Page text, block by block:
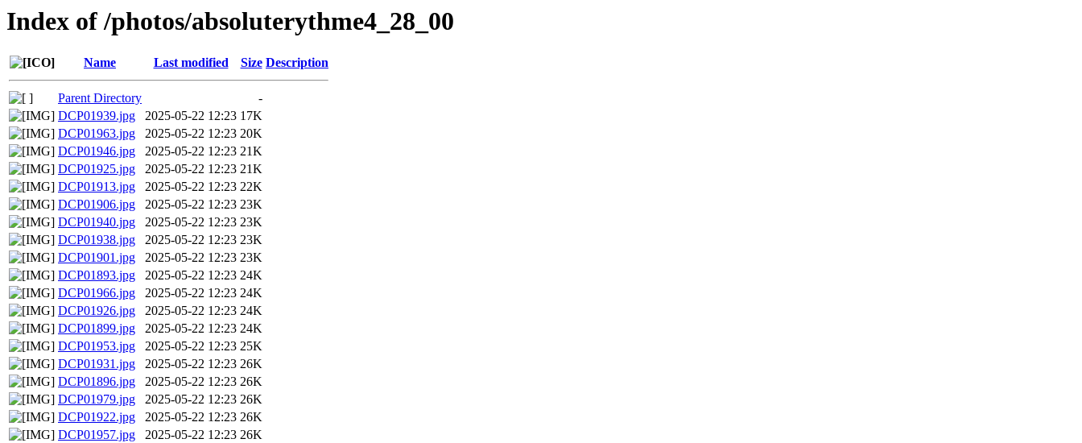
Index of /photos/absoluterythme4_28_00
Name Last modified Size Description
Parent Directory
-
DCP01939.jpg
2025-05-22 12:23 17K
DCP01963.jpg
2025-05-22 12:23 20K
DCP01946.jpg
2025-05-22 12:23 21K
DCP01925.jpg
2025-05-22 12:23 21K
DCP01913.jpg
2025-05-22 12:23 22K
DCP01906.jpg
2025-05-22 12:23 23K
DCP01940.jpg
2025-05-22 12:23 23K
DCP01938.jpg
2025-05-22 12:23 23K
DCP01901.jpg
2025-05-22 12:23 23K
DCP01893.jpg
2025-05-22 12:23 24K
DCP01966.jpg
2025-05-22 12:23 24K
DCP01926.jpg
2025-05-22 12:23 24K
DCP01899.jpg
2025-05-22 12:23 24K
DCP01953.jpg
2025-05-22 12:23 25K
DCP01931.jpg
2025-05-22 12:23 26K
DCP01896.jpg
2025-05-22 12:23 26K
DCP01979.jpg
2025-05-22 12:23 26K
DCP01922.jpg
2025-05-22 12:23 26K
DCP01957.jpg
2025-05-22 12:23 26K